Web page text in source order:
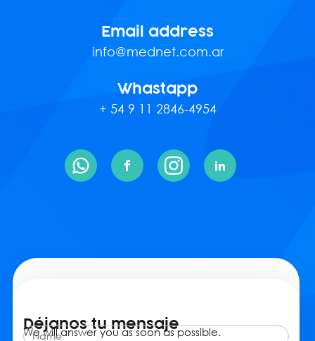
Email address
info@mednet.com.ar
Whastapp
+ 54 9 11 2846-4954
Déjanos tu mensaje
We will answer you as soon as possible.